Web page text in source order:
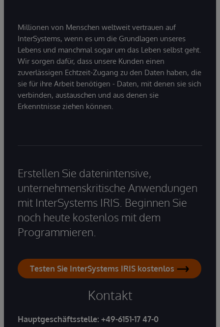
Millionen von Menschen weltweit vertrauen auf
InterSystems, wenn es um die Grundlagen unseres
Lebens und manchmal sogar um das Leben selbst geht.
Wir sorgen dafür, dass unsere Kunden einen
zuverlässigen Echtzeit-Zugang zu den Daten haben, die
sie für ihre Arbeit benötigen - Daten, mit denen sie sich
verbinden, austauschen und aus denen sie
Erkenntnisse ziehen können.
Erstellen Sie datenintensive,
unternehmenskritische Anwendungen
mit InterSystems IRIS. Beginnen Sie
noch heute kostenlos mit dem
Programmieren.
Testen Sie InterSystems IRIS kostenlos
Kontakt
Hauptgeschäftsstelle: +49-6151-17 47-0